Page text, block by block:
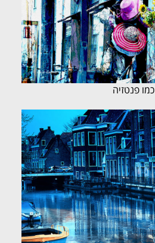
כמו פנטזיה